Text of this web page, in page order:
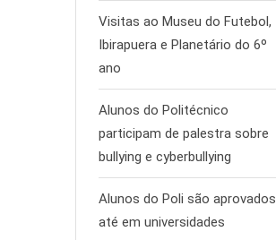
Visitas ao Museu do Futebol,
Ibirapuera e Planetário do 6º
ano
Alunos do Politécnico
participam de palestra sobre
bullying e cyberbullying
Alunos do Poli são aprovados
até em universidades